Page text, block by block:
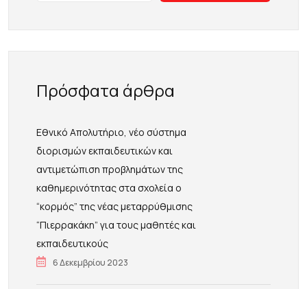
Πρόσφατα άρθρα
Εθνικό Απολυτήριο, νέο σύστημα
διορισμών εκπαιδευτικών και
αντιμετώπιση προβλημάτων της
καθημερινότητας στα σχολεία ο
“κορμός” της νέας μεταρρύθμισης
“Πιερρακάκη” για τους μαθητές και
εκπαιδευτικούς
6 Δεκεμβρίου 2023